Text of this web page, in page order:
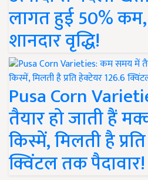
लागत हुई 50%
शानदार वृद्धि!
Pusa Corn
तैयार हो जाती हैं
किस्में, मिलती है
क्विंटल तक पैदावार!